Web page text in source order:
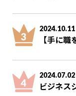
2024.10.11
【手に
2024.07.02
ビジネス